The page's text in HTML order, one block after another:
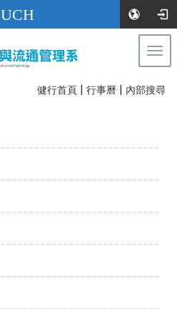
UCH
健行首頁 | 行事曆 | 內部搜尋